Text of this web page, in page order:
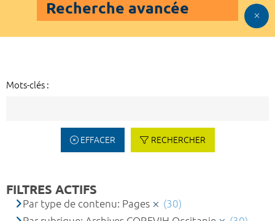
Recherche avancée
Mots-clés :
EFFACER RECHERCHER
FILTRES ACTIFS
Par type de contenu: Pages
(30)